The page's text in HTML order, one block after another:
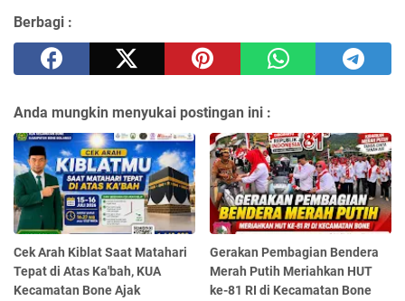
Berbagi :
Anda mungkin menyukai postingan ini :
Cek Arah Kiblat Saat Matahari
Tepat di Atas Ka'bah, KUA
Kecamatan Bone Ajak
Gerakan Pembagian Bendera
Merah Putih Meriahkan HUT
ke-81 RI di Kecamatan Bone